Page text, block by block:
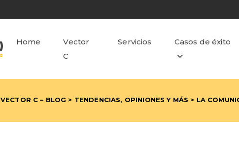
Home
Vector
C
Servicios Casos de éxito
VECTOR C – BLOG > TENDENCIAS, OPINIONES Y MÁS > LA